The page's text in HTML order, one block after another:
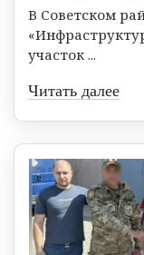
В Советском
участок ...
Читать далее